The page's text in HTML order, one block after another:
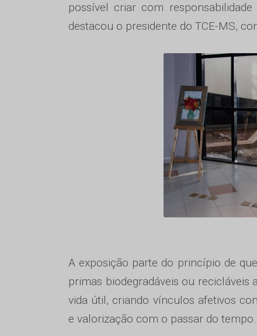
possível criar com
destacou o presidente do TCE-MS,
A exposição parte do princípio de
primas biodegradáveis ou
vida útil, criando vínculos afetivos
e valorização com o passar do tempo.